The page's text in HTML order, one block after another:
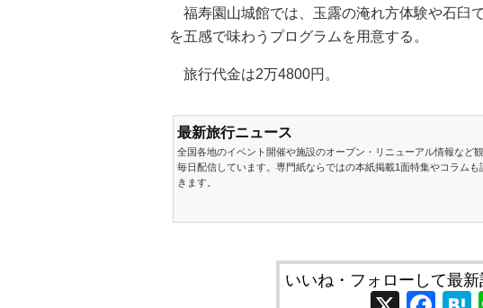
福寿園山城館では、玉露の淹れ方体験や石臼
を五感で味わうプログラムを用意する。
旅行代金は2万4800円。
最新旅行ニュース
全国各地のイベント開催や施設のオープン・リニューアル情報など
毎日配信しています。専門紙ならではの本紙掲載1面特集やコラムも
きます。
いいね・フォローして最